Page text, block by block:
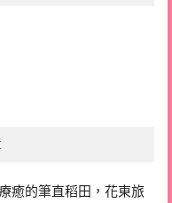
癒的筆直稻田，花東旅